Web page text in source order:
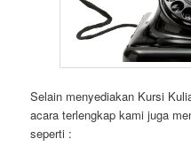
Selain menyediakan Kursi
acara terlengkap kami juga
seperti :